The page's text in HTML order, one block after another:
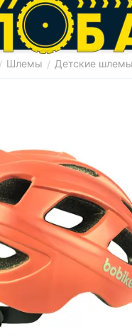
/ Шлемы / Детские шлемы